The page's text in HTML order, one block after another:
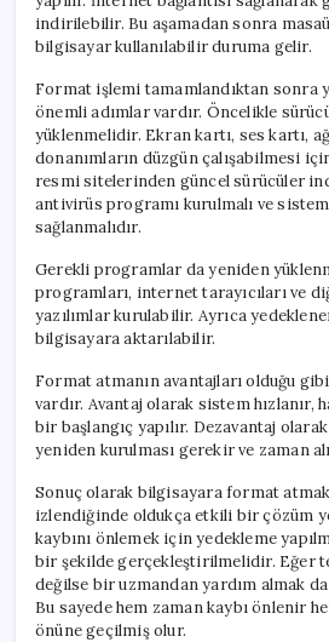
indirilebilir. Bu aşamadan sonra
bilgisayar kullanılabilir duruma gelir.
Format işlemi tamamlandıktan sonra
önemli adımlar vardır. Öncelikle
yüklenmelidir. Ekran kartı, ses kartı,
donanımların düzgün çalışabilmesi
resmi sitelerinden güncel sürücüler
antivirüs programı kurulmalı ve
sağlanmalıdır.
Gerekli programlar da yeniden
programları, internet tarayıcıları ve
yazılımlar kurulabilir. Ayrıca
bilgisayara aktarılabilir.
Format atmanın avantajları olduğu
vardır. Avantaj olarak sistem
bir başlangıç yapılır. Dezavantaj
yeniden kurulması gerekir ve zaman
Sonuç olarak bilgisayara format
izlendiğinde oldukça etkili bir çözüm
kaybını önlemek için yedekleme
bir şekilde gerçekleştirilmelidir. Eğer
değilse bir uzmandan yardım almak
Bu sayede hem zaman kaybı önlenir
önüne geçilmiş olur.